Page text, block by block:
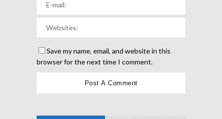
Save my name, email, and website in this
browser for the next time I comment.